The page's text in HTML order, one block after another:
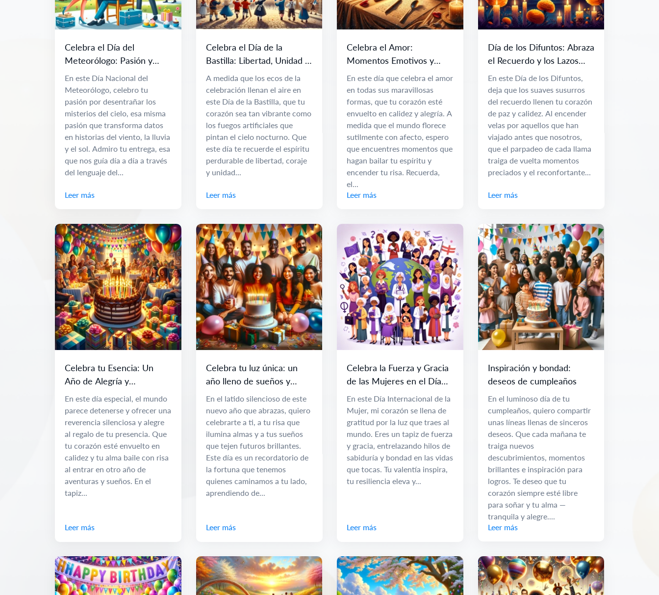
Celebra el Día del
Meteorólogo: Pasión y
Ciencia del Clima
En este Día Nacional del
Meteorólogo, celebro tu
pasión por desentrañar los
misterios del cielo, esa misma
pasión que transforma datos
en historias del viento, la lluvia
y el sol. Admiro tu entrega, esa
que nos guía día a día a través
del lenguaje del...
Leer más
Celebra el Día de la
Bastilla: Libertad, Unidad y
Esperanza
A medida que los ecos de la
celebración llenan el aire en
este Día de la Bastilla, que tu
corazón sea tan vibrante como
los fuegos artificiales que
pintan el cielo nocturno. Que
este día te recuerde el espíritu
perdurable de libertad, coraje
y unidad...
Leer más
Celebra el Amor:
Momentos Emotivos y
Conexiones Apreciadas
En este día que celebra el amor
en todas sus maravillosas
formas, que tu corazón esté
envuelto en calidez y alegría. A
medida que el mundo florece
sutilmente con afecto, espero
que encuentres momentos que
hagan bailar tu espíritu y
encender tu risa. Recuerda,
el...
Leer más
Día de los Difuntos: Abraza
el Recuerdo y los Lazos
Eternos
En este Día de los Difuntos,
deja que los suaves susurros
del recuerdo llenen tu corazón
de paz y calidez. Al encender
velas por aquellos que han
viajado antes que nosotros,
que el parpadeo de cada llama
traiga de vuelta momentos
preciados y el reconfortante...
Leer más
Celebra tu Esencia: Un
Año de Alegría y
Posibilidades
En este día especial, el mundo
parece detenerse y ofrecer una
reverencia silenciosa y alegre
al regalo de tu presencia. Que
tu corazón esté envuelto en
calidez y tu alma baile con risa
al entrar en otro año de
aventuras y sueños. En el
tapiz...
Leer más
Celebra tu luz única: un
año lleno de sueños y
oportunidades
En el latido silencioso de este
nuevo año que abrazas, quiero
celebrarte a ti, a tu risa que
ilumina almas y a tus sueños
que tejen futuros brillantes.
Este día es un recordatorio de
la fortuna que tenemos
quienes caminamos a tu lado,
aprendiendo de...
Leer más
Celebra la Fuerza y Gracia
de las Mujeres en el Día
Internacional de la Mujer
En este Día Internacional de la
Mujer, mi corazón se llena de
gratitud por la luz que traes al
mundo. Eres un tapiz de fuerza
y gracia, entrelazando hilos de
sabiduría y bondad en las vidas
que tocas. Tu valentía inspira,
tu resiliencia eleva y...
Leer más
Inspiración y bondad:
deseos de cumpleaños
En el luminoso día de tu
cumpleaños, quiero compartir
unas líneas llenas de sinceros
deseos. Que cada mañana te
traiga nuevos
descubrimientos, momentos
brillantes e inspiración para
logros. Te deseo que tu
corazón siempre esté libre
para soñar y tu alma —
tranquila y alegre....
Leer más